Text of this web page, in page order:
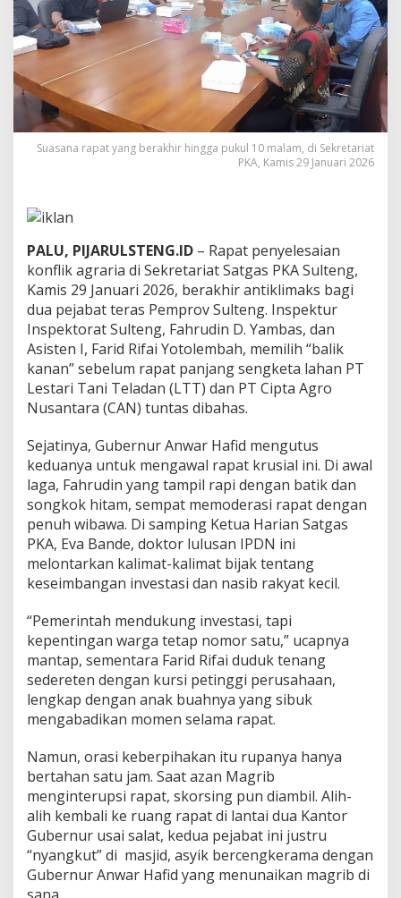
a
t
W
h
T
l
k
a
n
R
a
p
a
t
d
i
a
t
a
s
P
K
A
Suasana rapat yang berakhir hingga pukul 10 malam, di Sekretariat
PKA, Kamis 29 Januari 2026
PALU, PIJARULSTENG.ID – Rapat penyelesaian
konflik agraria di Sekretariat Satgas PKA Sulteng,
Kamis 29 Januari 2026, berakhir antiklimaks bagi
dua pejabat teras Pemprov Sulteng. Inspektur
Inspektorat Sulteng, Fahrudin D. Yambas, dan
Asisten I, Farid Rifai Yotolembah, memilih “balik
kanan” sebelum rapat panjang sengketa lahan PT
Lestari Tani Teladan (LTT) dan PT Cipta Agro
Nusantara (CAN) tuntas dibahas.
Sejatinya, Gubernur Anwar Hafid mengutus
keduanya untuk mengawal rapat krusial ini. Di awal
laga, Fahrudin yang tampil rapi dengan batik dan
songkok hitam, sempat memoderasi rapat dengan
penuh wibawa. Di samping Ketua Harian Satgas
PKA, Eva Bande, doktor lulusan IPDN ini
melontarkan kalimat-kalimat bijak tentang
keseimbangan investasi dan nasib rakyat kecil.
“Pemerintah mendukung investasi, tapi
kepentingan warga tetap nomor satu,” ucapnya
mantap, sementara Farid Rifai duduk tenang
sedereten dengan kursi petinggi perusahaan,
lengkap dengan anak buahnya yang sibuk
mengabadikan momen selama rapat.
Namun, orasi keberpihakan itu rupanya hanya
bertahan satu jam. Saat azan Magrib
menginterupsi rapat, skorsing pun diambil. Alih-
alih kembali ke ruang rapat di lantai dua Kantor
Gubernur usai salat, kedua pejabat ini justru
“nyangkut” di masjid, asyik bercengkerama dengan
Gubernur Anwar Hafid yang menunaikan magrib di